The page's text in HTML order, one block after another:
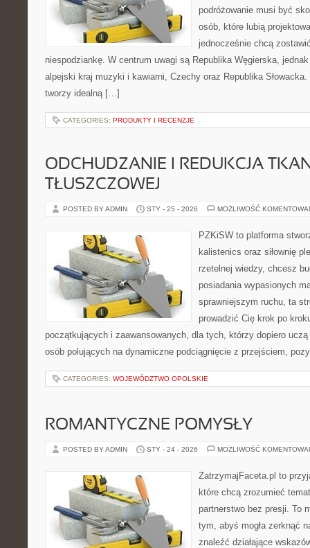
podróżowanie musi być
osób, które lubią
jednocześnie chcą
niespodziankę. W centrum uwagi są Republika Węgierska,
alpejski kraj muzyki i kawiarni, Czechy oraz Republika
tworzy idealną […]
CATEGORIES: PRODUKTY I RECENZJE
ODCHUDZANIE I REDUKCJA
TŁUSZCZOWEJ
POSTED BY ADMIN STY - 25 - 2026 MOŻLIWOŚĆ
PZKiSW to platforma
kalistenics oraz siłownię
rzetelnej wiedzy, chcesz
posiadania wypasionych
sprawniejszym ruchu, ta
prowadzić Cię krok po
początkujących i zaawansowanych, dla tych, którzy dopiero
osób polujących na dynamiczne podciągnięcie z przejściem,
CATEGORIES: WOJEWÓDZTWO OPOLSKIE
ROMANTYCZNE POMYSŁY
POSTED BY ADMIN STY - 24 - 2026 MOŻLIWOŚĆ
ZatrzymajFaceta.pl to
które chcą zrozumieć
partnerstwo bez presji. To
tym, abyś mogła zerknąć
znaleźć działające